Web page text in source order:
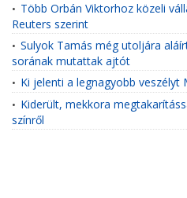
• Több Orbán Viktorhoz közeli
Reuters szerint
• Sulyok Tamás még utoljára
sorának mutattak ajtót
• Ki jelenti a legnagyobb veszélyt
• Kiderült, mekkora
színről